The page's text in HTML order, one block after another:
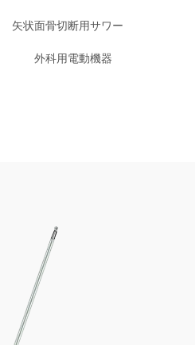
矢状面骨切断用サワー
外科用電動機器